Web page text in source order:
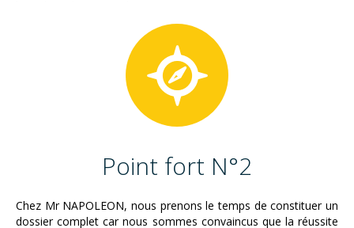
Point fort N°2
Chez Mr NAPOLEON, nous prenons le temps de constituer un
dossier complet car nous sommes convaincus que la réussite